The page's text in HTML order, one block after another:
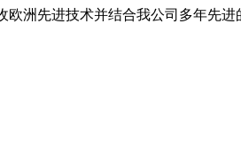
洲先进技术并结合我公司多年先